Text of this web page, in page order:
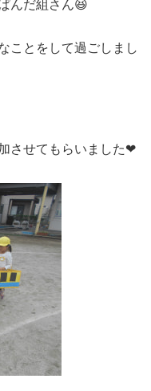
んだ組さん😆
ことをして過ごしまし
させてもらいました❤